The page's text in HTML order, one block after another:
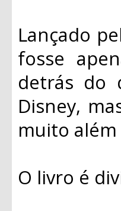
Lançado
fosse
detrás do
Disney,
muito
O livro é